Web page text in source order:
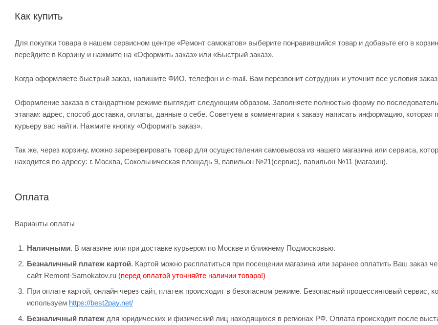
Как купить
Для покупки товара в нашем сервисном центре «Ремонт самокатов» выберите понравившийся товар и добавьте его в
перейдите в Корзину и нажмите на «Оформить заказ» или «Быстрый заказ».
Когда оформляете быстрый заказ, напишите ФИО, телефон и e-mail. Вам перезвонит сотрудник и уточнит все условия
Оформление заказа в стандартном режиме выглядит следующим образом. Заполняете полностью форму по
этапам: адрес, способ доставки, оплаты, данные о себе. Советуем в комментарии к заказу написать информацию, которая
курьеру вас найти. Нажмите кнопку «Оформить заказ».
Так же, через корзину, можно зарезервировать товар для осуществления самовывоза из нашего магазина или сервиса,
находится по адресу: г. Москва, Сокольническая площадь 9, павильон №21(сервис), павильон №11 (магазин).
Оплата
Варианты оплаты
Наличными. В магазине или при доставке курьером по Москве и ближнему Подмосковью.
Безналичный платеж картой. Картой можно расплатиться при посещении магазина или заранее оплатить Ваш заказ
сайт Remont-Samokatov.ru (перед оплатой уточняйте наличии товара!)
При оплате картой, онлайн через сайт, платеж происходит в безопасном режиме. Безопасный процессинговый сервис,
используем https://best2pay.net/
Безналичный платеж для юридических и физический лиц находящихся в регионах РФ. Оплата происходит после